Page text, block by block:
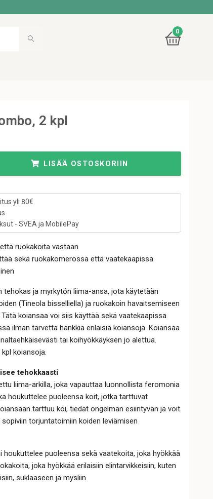
0
2 kpl
LISÄÄ OSTOSKORIIN
yli 80€
- SVEA ja MobilePay
ruokakoita vastaan
sekä ruokakomerossa että vaatekaapissa
tehokas ja myrkytön liima-ansa, jota käytetään
(Tineola bisselliella) ja ruokakoin havaitsemiseen
koiansaa voi siis käyttää sekä vaatekaapissa
ilman tarvetta hankkia erilaisia koiansoja. Koiansaa
tai koihyökkäyksen jo alettua.
koiansoja.
tehokkaasti
liima-arkilla, joka vapauttaa luonnollista feromonia
houkuttelee puoleensa koit, jotka tarttuvat
tarttuu koi, tiedät ongelman esiintyvän ja voit
torjuntatoimiin koiden leviämisen
puoleensa sekä vaatekoita, joka hyökkää
joka hyökkää erilaisiin elintarvikkeisiin, kuten
suklaaseen ja mysliin.